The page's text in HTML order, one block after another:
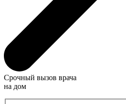
Срочный вызов врача
на дом